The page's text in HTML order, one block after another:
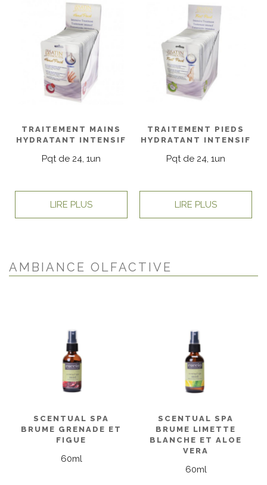
TRAITEMENT MAINS
HYDRATANT INTENSIF
Pqt de 24, 1un
LIRE PLUS
TRAITEMENT PIEDS
HYDRATANT INTENSIF
Pqt de 24, 1un
LIRE PLUS
AMBIANCE OLFACTIVE
SCENTUAL SPA
BRUME GRENADE ET
FIGUE
60ml
SCENTUAL SPA
BRUME LIMETTE
BLANCHE ET ALOE
VERA
60ml